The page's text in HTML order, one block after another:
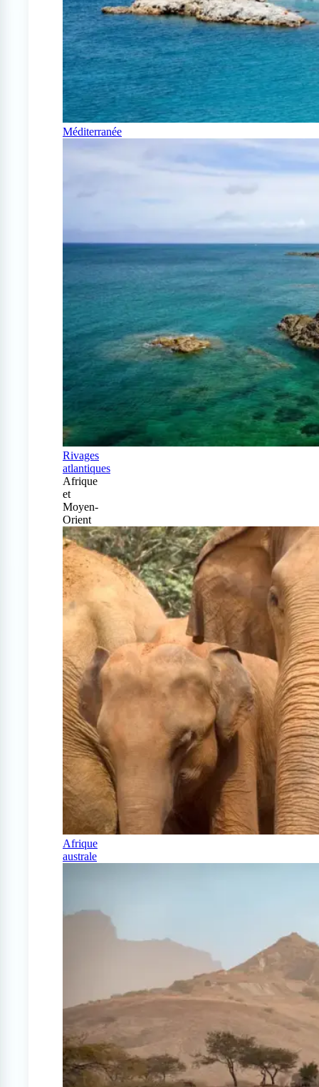
Méditerranée
Rivages
atlantiques
Afrique
et
Moyen-
Orient
Afrique
australe